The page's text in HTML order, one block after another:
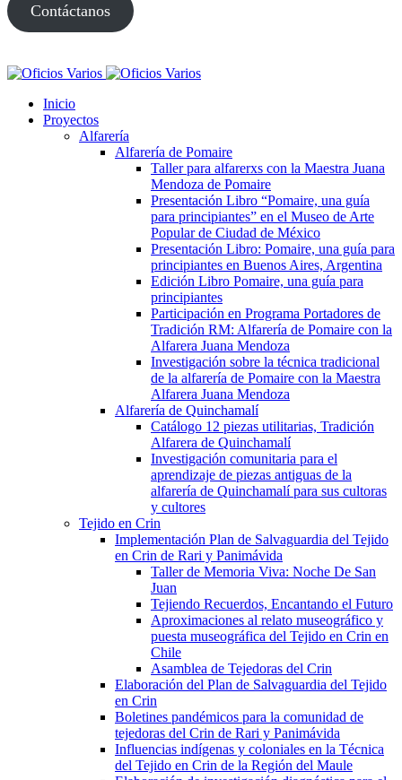
Contáctanos
Inicio
Proyectos
Alfarería
Alfarería de Pomaire
Taller para alfarerxs con la Maestra Juana
Mendoza de Pomaire
Presentación Libro “Pomaire, una guía
para principiantes” en el Museo de Arte
Popular de Ciudad de México
Presentación Libro: Pomaire, una guía para
principiantes en Buenos Aires, Argentina
Edición Libro Pomaire, una guía para
principiantes
Participación en Programa Portadores de
Tradición RM: Alfarería de Pomaire con la
Alfarera Juana Mendoza
Investigación sobre la técnica tradicional
de la alfarería de Pomaire con la Maestra
Alfarera Juana Mendoza
Alfarería de Quinchamalí
Catálogo 12 piezas utilitarias, Tradición
Alfarera de Quinchamalí
Investigación comunitaria para el
aprendizaje de piezas antiguas de la
alfarería de Quinchamalí para sus cultoras
y cultores
Tejido en Crin
Implementación Plan de Salvaguardia del Tejido
en Crin de Rari y Panimávida
Taller de Memoria Viva: Noche De San
Juan
Tejiendo Recuerdos, Encantando el Futuro
Aproximaciones al relato museográfico y
puesta museográfica del Tejido en Crin en
Chile
Asamblea de Tejedoras del Crin
Elaboración del Plan de Salvaguardia del Tejido
en Crin
Boletines pandémicos para la comunidad de
tejedoras del Crin de Rari y Panimávida
Influencias indígenas y coloniales en la Técnica
del Tejido en Crin de la Región del Maule